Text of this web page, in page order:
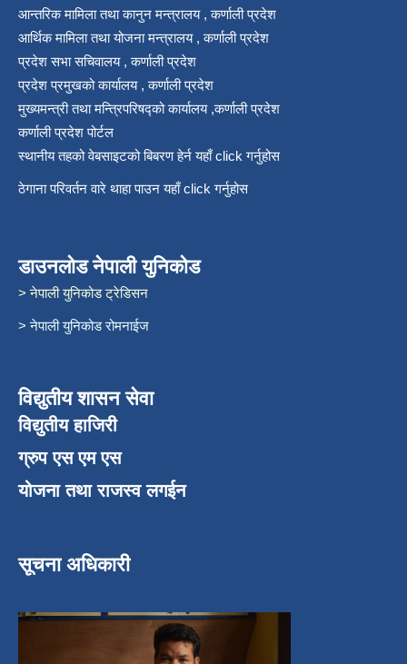
आन्तरिक मामिला तथा कानुन मन्त्रालय , कर्णाली प्रदेश
आर्थिक मामिला तथा योजना मन्त्रालय , कर्णाली प्रदेश
प्रदेश सभा सचिवालय , कर्णाली प्रदेश
प्रदेश प्रमुखको कार्यालय , कर्णाली प्रदेश
मुख्यमन्त्री तथा मन्त्रिपरिषद्को कार्यालय ,कर्णाली प्रदेश
कर्णाली प्रदेश पोर्टल
स्थानीय तहको वेबसाइटको बिबरण हेर्न यहाँ click गर्नुहोस
ठेगाना परिवर्तन वारे थाहा पाउन यहाँ click गर्नुहोस
डाउनलोड नेपाली युनिकोड
> नेपाली युनिकोड ट्रेडिसन
> नेपाली युनिकोड रोमनाईज
विद्युतीय शासन सेवा
विद्युतीय हाजिरी
ग्रुप एस एम एस
योजना तथा राजस्व लगईन
सूचना अधिकारी